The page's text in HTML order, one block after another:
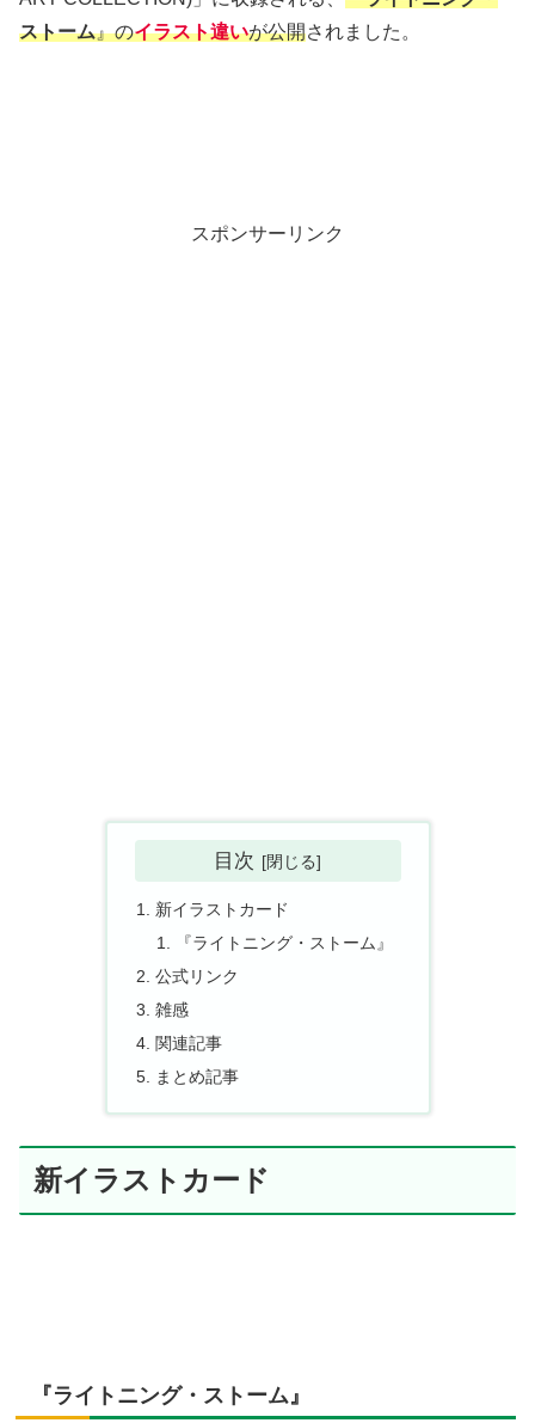
ストーム』のイラスト違いが公開されました。
スポンサーリンク
目次
新イラストカード
『ライトニング・ストーム』
公式リンク
雑感
関連記事
まとめ記事
新イラストカード
『ライトニング・ストーム』